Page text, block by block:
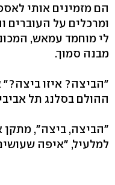
ומרכלים על העוברים
לי מוחמד עמאש,
מבנה סמוך.
"הביצה? איזו
ההולם בסלנג תל
"הביצה, ביצה", מתקן
למלעיל, "איפה